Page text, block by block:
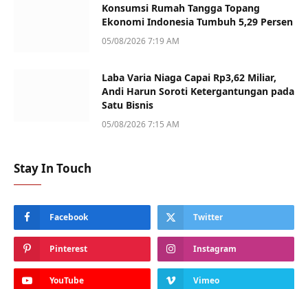
Konsumsi Rumah Tangga Topang
Ekonomi Indonesia Tumbuh 5,29 Persen
05/08/2026 7:19 AM
Laba Varia Niaga Capai Rp3,62 Miliar,
Andi Harun Soroti Ketergantungan pada
Satu Bisnis
05/08/2026 7:15 AM
Stay In Touch
Facebook Twitter
Pinterest Instagram
YouTube Vimeo